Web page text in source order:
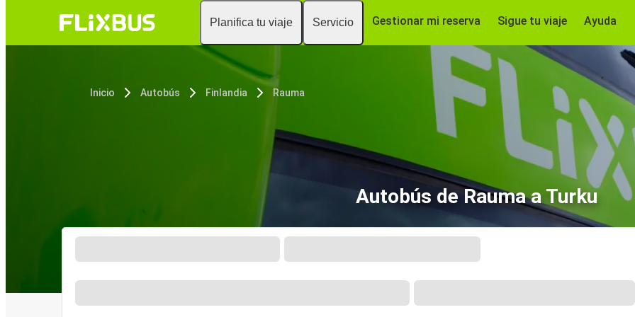
Planifica tu viaje Servicio Gestionar mi reserva Sigue tu viaje Ayuda
Inicio Autobús Finlandia Rauma
Autobús de Rauma a Turku